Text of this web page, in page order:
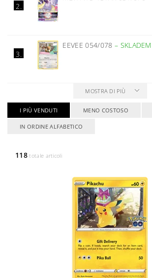
2.
3.
EEVEE 054/078 – SKLADEM
MOSTRA DI PIÙ
I PIÙ VENDUTI MENO COSTOSO
IN ORDINE ALFABETICO
118totale articoli